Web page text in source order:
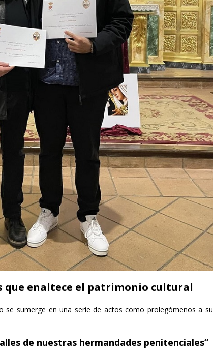
que enaltece el patrimonio cultural
se sumerge en una serie de actos como prolegómenos a su
de nuestras hermandades penitenciales”